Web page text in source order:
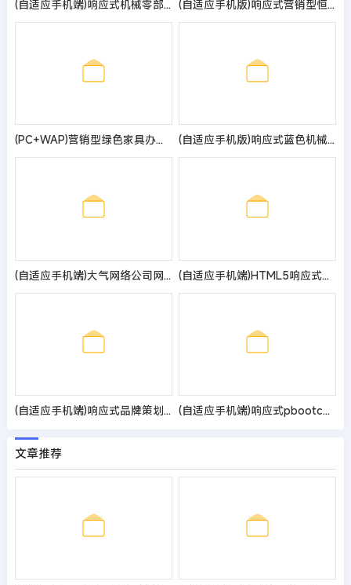
(自适应手机端)响应式机械零部件设备公司网站pbootcms模板 五金金属机械设备网站源码 (自适应手机版)响应式营销型恒温恒湿机环境设备类网站pbootcms模板 蓝色营销型空调设备网站源码
(PC+WAP)营销型绿色家具办公类pbootcms网站模板 办公桌椅网站源码 (自适应手机版)响应式蓝色机械机电设备安装类pbootcms模板 html5机电安装工程网站模板
(自适应手机端)大气网络公司网站模板 (自适应手机端)HTML5响应式APP应用软件下载pbootcms网站模板 手机应用教程网站源码
(自适应手机端)响应式品牌策划类网站pbootcms模板 品牌策划公司企划策划网站源码 (自适应手机端)响应式pbootcms英文外贸网站模板 五金机械设备外贸网站源码
文章推荐